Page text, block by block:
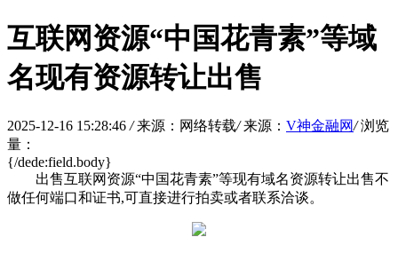
互联网资源“中国花青素”等域
名现有资源转让出售
2025-12-16 15:28:46 / 来源：网络转载/ 来源： V神金融网/ 浏览
量：
{/dede:field.body}
出售互联网资源“中国花青素”等现有域名资源转让出售不
做任何端口和证书,可直接进行拍卖或者联系洽谈。